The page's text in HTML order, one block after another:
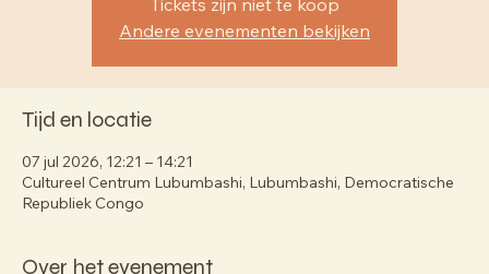
Tickets zijn niet te koop
Tijd en locatie
07 jul 2026, 12:21 – 14:21
Cultureel Centrum Lubumbashi, Lubumbashi, Democratische